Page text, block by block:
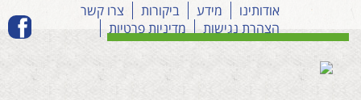
אודותינו מידע ביקורות
צרו קשר
הצהרת נגישות
מדיניות פרטיות